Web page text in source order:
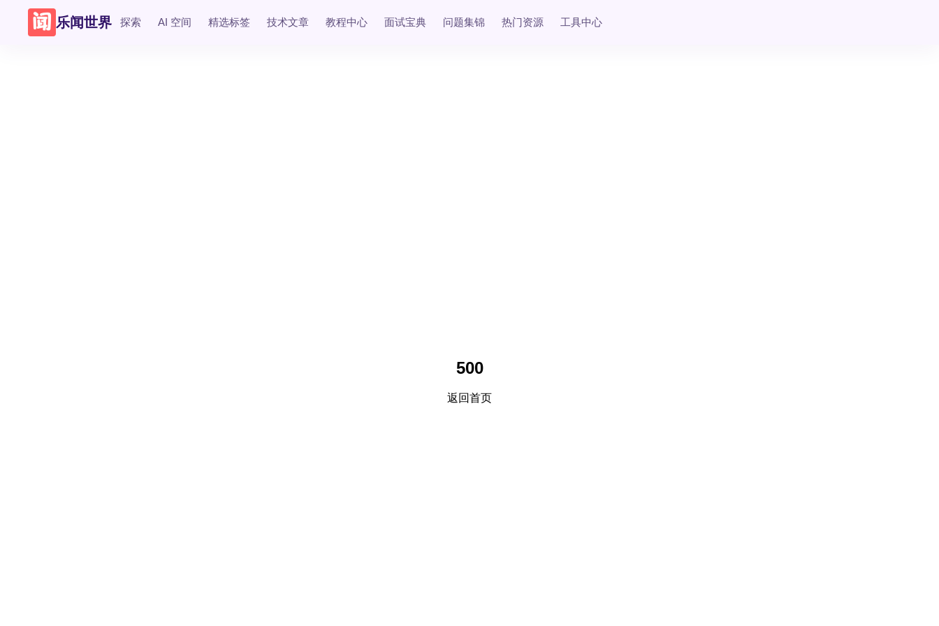
乐闻世界 探索 AI 空间 精选标签 技术文章 教程中心 面试宝典 问题集锦 热门资源 工具中心
500
返回首页